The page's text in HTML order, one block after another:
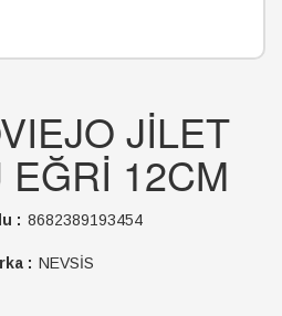
JİLET
12CM
: 8682389193454
: NEVSİS